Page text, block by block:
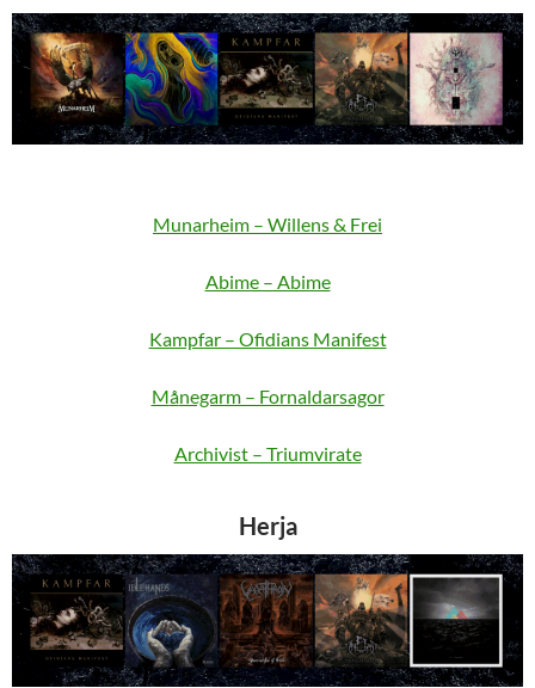
Munarheim – Willens & Frei
Abime – Abime
Kampfar – Ofidians Manifest
Månegarm – Fornaldarsagor
Archivist – Triumvirate
Herja